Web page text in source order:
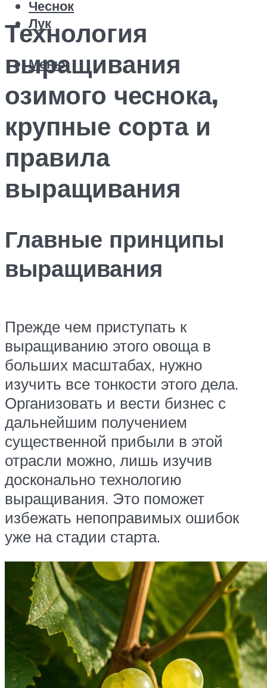
Чеснок
Лук
Меню
Технология
выращивания
озимого чеснока,
крупные сорта и
правила
выращивания
Главные принципы
выращивания
Прежде чем приступать к
выращиванию этого овоща в
больших масштабах, нужно
изучить все тонкости этого дела.
Организовать и вести бизнес с
дальнейшим получением
существенной прибыли в этой
отрасли можно, лишь изучив
досконально технологию
выращивания. Это поможет
избежать непоправимых ошибок
уже на стадии старта.